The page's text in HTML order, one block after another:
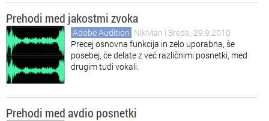
Prehodi med jakostmi zvoka
Adobe Audition NikMan | Sreda, 29.9.2010
Precej osnovna funkcija in zelo uporabna, še
posebej, če delate z več različnimi posnetki, med
drugim tudi vokali.
Prehodi med avdio posnetki